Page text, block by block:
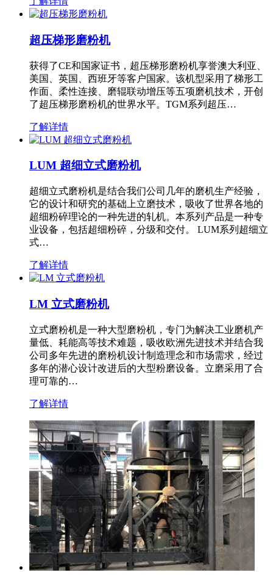
超压梯形磨粉机
获得了CE和国家证书，超压梯形磨粉机享誉澳大利亚、
美国、英国、西班牙等客户国家。该机型采用了梯形工
作面、柔性连接、磨辊联动增压等五项磨机技术，开创
了超压梯形磨粉机的世界水平。TGM系列超压…
了解详情
LUM 超细立式磨粉机
超细立式磨粉机是结合我们公司几年的磨机生产经验，
它的设计和研究的基础上立磨技术，吸收了世界各地的
超细粉碎理论的一种先进的轧机。本系列产品是一种专
业设备，包括超细粉碎，分级和交付。 LUM系列超细立
式…
了解详情
LM 立式磨粉机
立式磨粉机是一种大型磨粉机，专门为解决工业磨机产
量低、耗能高等技术难题，吸收欧洲先进技术并结合我
公司多年先进的磨粉机设计制造理念和市场需求，经过
多年的潜心设计改进后的大型粉磨设备。立磨采用了合
理可靠的…
了解详情